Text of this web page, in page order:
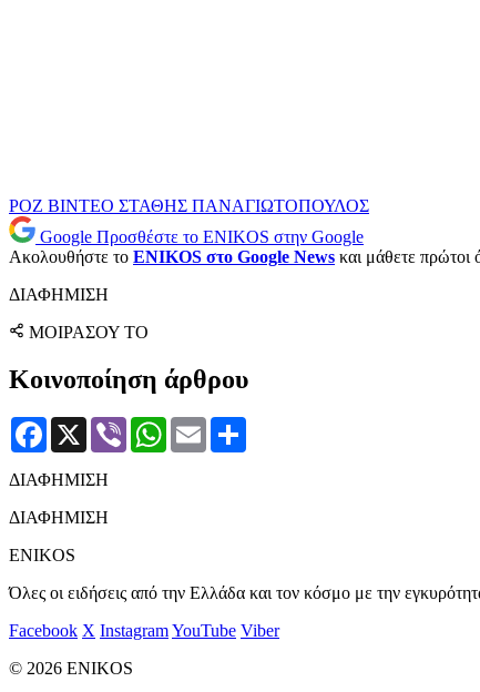
ΡΟΖ ΒΙΝΤΕΟ ΣΤΑΘΗΣ ΠΑΝΑΓΙΩΤΟΠΟΥΛΟΣ
Google Προσθέστε το ENIKOS στην Google
Ακολουθήστε το ENIKOS στο Google News και μάθετε πρώτοι
ΔΙΑΦΗΜΙΣΗ
ΜΟΙΡΑΣΟΥ ΤΟ
Κοινοποίηση άρθρου
Facebook
X Viber WhatsApp
Email
ΔΙΑΦΗΜΙΣΗ
ΔΙΑΦΗΜΙΣΗ
ENIKOS
Όλες οι ειδήσεις από την Ελλάδα και τον κόσμο με την
Facebook X InstagramYouTube Viber
© 2026 ENIKOS